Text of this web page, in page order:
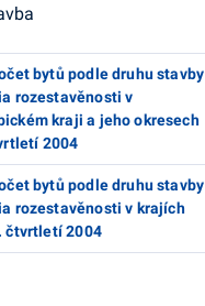
bytů podle druhu stavby
rozestavěnosti v
kraji a jeho okresech
2004
bytů podle druhu stavby
rozestavěnosti v krajích
čtvrtletí 2004